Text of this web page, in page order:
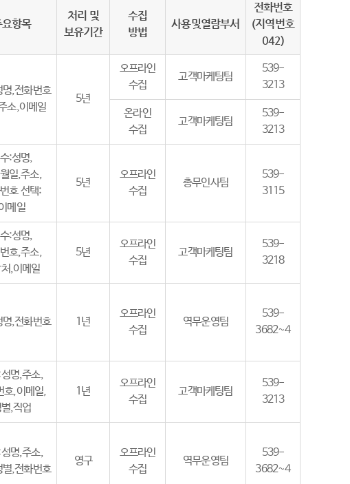
항목
처리 및
보유기간
수집
방법
사용및열람부서
전화번호
(지역번호
042)
,전화번호
소,이메일
5년
오프라인
수집
고객마케팅팀
539-
3213
온라인
수집
고객마케팅팀
539-
3213
:성명,
일,주소,
호 선택:
메일
5년
오프라인
수집
총무인사팀
539-
3115
:성명,
호,주소,
,이메일
5년
오프라인
수집
고객마케팅팀
539-
3218
,전화번호 1년
오프라인
수집
역무운영팀
539-
3682~4
명,주소,
호,이메일,
,직업
1년
오프라인
수집
고객마케팅팀
539-
3213
명,주소,
별,전화번호
영구
오프라인
수집
역무운영팀
539-
3682~4